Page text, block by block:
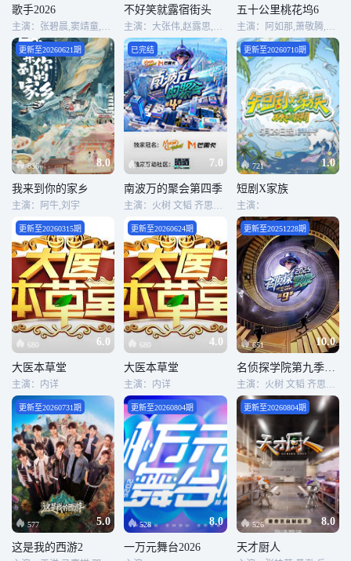
歌手2026 不好笑就露宿街头 五十公里桃花坞6
836 8.0
更新至20260621期
我来到你的家乡
主演：阿牛,刘宇
799 7.0
已完结
南波万的聚会第四季
主演：火树 文韬 齐思钧 罗予彤 曹恩齐 李晋晔 邵明明 唐九洲
721 1.0
更新至20260710期
短剧X家族
主演：
680 6.0
更新至20260315期
大医本草堂
主演：内详
680 4.0
更新至20260624期
大医本草堂
主演：内详
651 10.0
更新至20251228期
名侦探学院第九季（加更版）
主演：火树 文韬 齐思钧 罗予彤 曹恩齐 李晋晔 邵明明 唐九洲
577 5.0
更新至20260731期
这是我的西游2
528 8.0
更新至20260804期
一万元舞台2026
526 8.0
更新至20260804期
天才厨人